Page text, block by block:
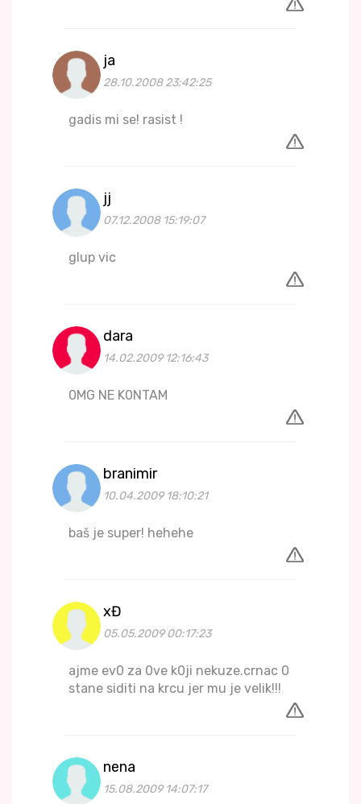
ja
28.10.2008 23:42:25
gadis mi se! rasist !
jj
07.12.2008 15:19:07
glup vic
dara
14.02.2009 12:16:43
0MG NE K0NTAM
branimir
10.04.2009 18:10:21
baš je super! hehehe
xĐ
05.05.2009 00:17:23
ajme ev0 za 0ve k0ji nekuze.crnac 0
stane siditi na krcu jer mu je velik!!!
nena
15.08.2009 14:07:17